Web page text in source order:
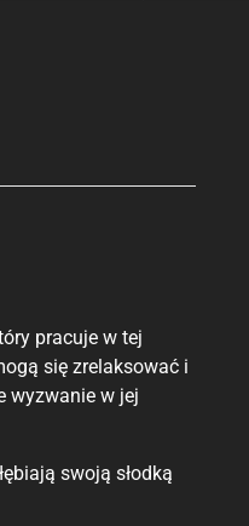
pracuje w tej
się zrelaksować i
wyzwanie w jej
swoją słodką